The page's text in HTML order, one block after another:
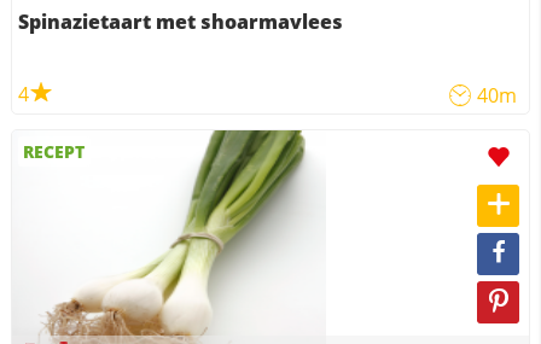
Spinazietaart met shoarmavlees
4 40m
RECEPT